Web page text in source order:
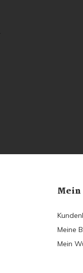
Mein
Meine
Mein